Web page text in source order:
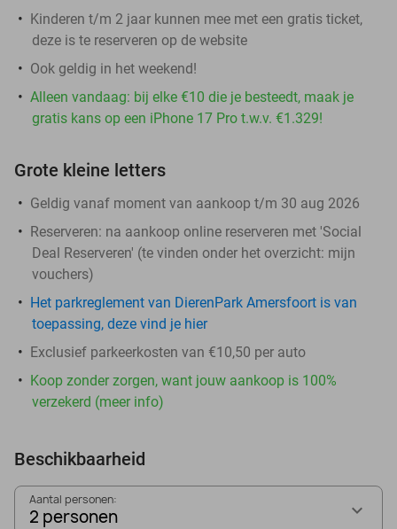
Kinderen t/m 2 jaar kunnen mee met een gratis ticket,
deze is te reserveren op de website
Ook geldig in het weekend!
Alleen vandaag: bij elke €10 die je besteedt, maak je
gratis kans op een iPhone 17 Pro t.w.v. €1.329!
Grote kleine letters
Geldig vanaf moment van aankoop t/m 30 aug 2026
Reserveren: na aankoop online reserveren met 'Social
Deal Reserveren' (te vinden onder het overzicht: mijn
vouchers)
Het parkreglement van DierenPark Amersfoort is van
toepassing, deze vind je hier
Exclusief parkeerkosten van €10,50 per auto
Koop zonder zorgen, want jouw aankoop is 100%
verzekerd (meer info)
Beschikbaarheid
Aantal personen:
2 personen